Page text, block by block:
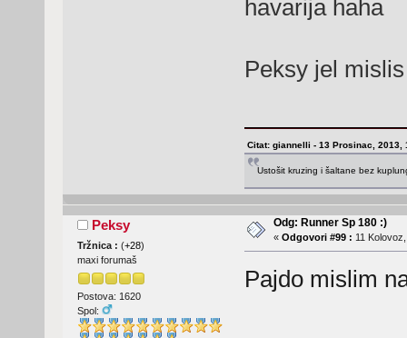
havarija haha
Peksy jel
Citat: giannelli - 13 Prosinac, 2013,
Ustošit kruzing i šaltane bez
Peksy
Tržnica : (+28)
maxi forumaš
Postova: 1620
Spol:
Odg: Runner Sp 180 :)
« Odgovori #99 : 11
Pajdo mislim